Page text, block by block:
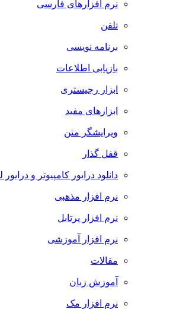
نرم افزارهای فارسی
تلفن
برنامه نویسی
بازیابی اطلاعات
ابزار رجیستری
ابزارهای مفید
ویرایشگر متن
قفل گذار
دانلود درایور کامپیوتر و درایور لپ تاپ
نرم افزار مذهبی
نرم افزار پرتابل
نرم افزار آموزشی
مقالات
آموزش زبان
نرم افزار مک